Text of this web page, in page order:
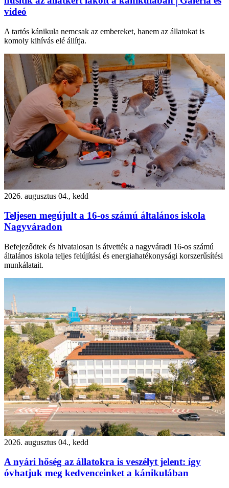
videó
A tartós kánikula nemcsak az embereket, hanem az állatokat is
komoly kihívás elé állítja.
2026. augusztus 04., kedd
Teljesen megújult a 16-os számú általános iskola
Nagyváradon
Befejeződtek és hivatalosan is átvették a nagyváradi 16-os számú
általános iskola teljes felújítási és energiahatékonysági korszerűsítési
munkálatait.
2026. augusztus 04., kedd
A nyári hőség az állatokra is veszélyt jelent: így
óvhatjuk meg kedvenceinket a kánikulában